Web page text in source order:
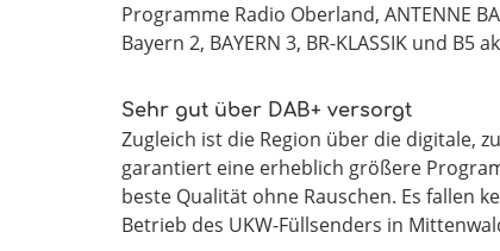
Programme Radio Oberland, ANTENNE
Bayern 2, BAYERN 3, BR-KLASSIK und
Sehr gut über DAB+ versorgt
Zugleich ist die Region über die digitale,
garantiert eine erheblich größere
beste Qualität ohne Rauschen. Es fallen
Betrieb des UKW-Füllsenders in